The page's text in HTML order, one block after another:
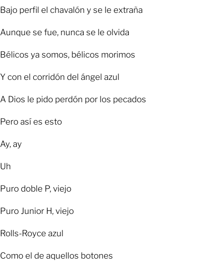
Bajo perfil el chavalón y se le extraña
Aunque se fue, nunca se le olvida
Bélicos ya somos, bélicos morimos
Y con el corridón del ángel azul
A Dios le pido perdón por los pecados
Pero así es esto
Ay, ay
Uh
Puro doble P, viejo
Puro Junior H, viejo
Rolls-Royce azul
Como el de aquellos botones